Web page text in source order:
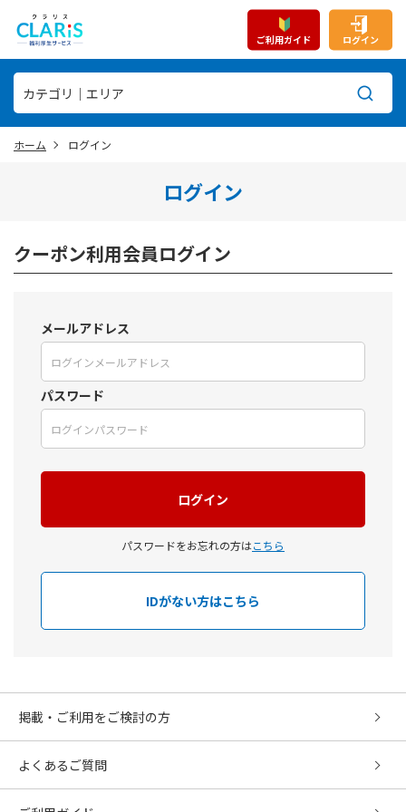
ご利用ガイド ログイン
ホーム ログイン
ログイン
クーポン利用会員ログイン
メールアドレス
パスワード
パスワードをお忘れの方はこちら
IDがない方はこちら
掲載・ご利用をご検討の方
よくあるご質問